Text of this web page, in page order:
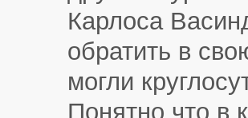
Карлоса
обратить в
могли
Понятно что в